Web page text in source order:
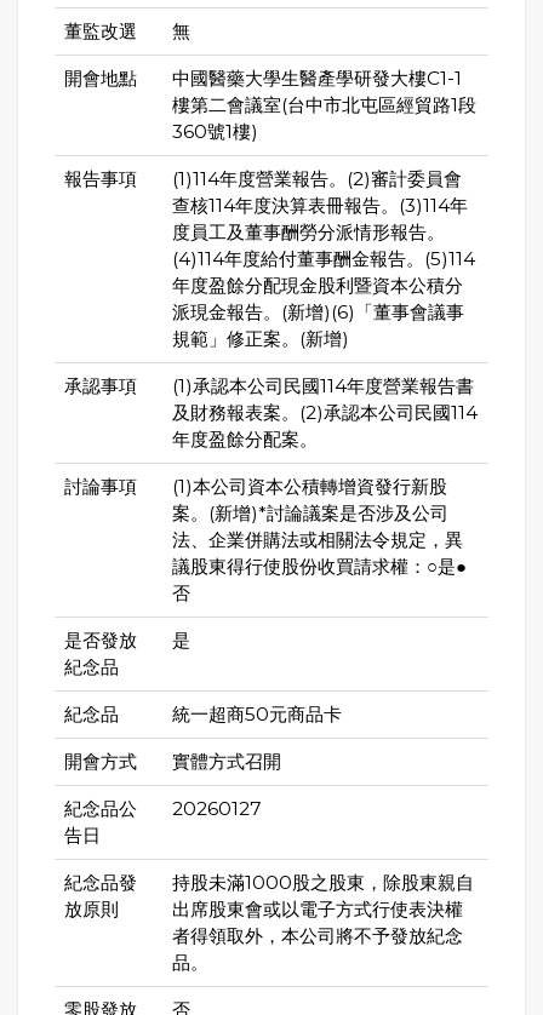
董監改選 無
開會地點
中國醫藥大學生醫產學研發大樓C1-1
樓第二會議室(台中市北屯區經貿路1段
360號1樓)
報告事項
(1)114年度營業報告。(2)審計委員會
查核114年度決算表冊報告。(3)114年
度員工及董事酬勞分派情形報告。
(4)114年度給付董事酬金報告。(5)114
年度盈餘分配現金股利暨資本公積分
派現金報告。(新增)(6)「董事會議事
規範」修正案。(新增)
承認事項
(1)承認本公司民國114年度營業報告書
及財務報表案。(2)承認本公司民國114
年度盈餘分配案。
討論事項
(1)本公司資本公積轉增資發行新股
案。(新增)*討論議案是否涉及公司
法、企業併購法或相關法令規定，異
議股東得行使股份收買請求權：○是●
否
是否發放
紀念品
是
紀念品 統一超商50元商品卡
開會方式 實體方式召開
紀念品公
告日
20260127
紀念品發
放原則
持股未滿1000股之股東，除股東親自
出席股東會或以電子方式行使表決權
者得領取外，本公司將不予發放紀念
品。
零股發放
否